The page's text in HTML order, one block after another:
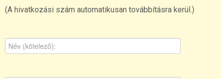
(A hivatkozási szám automatikusan továbbításra kerül.)